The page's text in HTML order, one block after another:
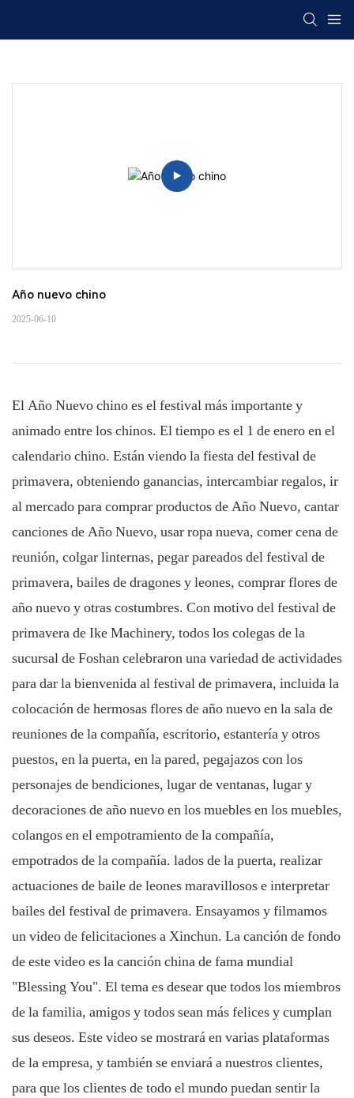
Año nuevo chino
2025-06-10
El Año Nuevo chino es el festival más importante y
animado entre los chinos. El tiempo es el 1 de enero en el
calendario chino. Están viendo la fiesta del festival de
primavera, obteniendo ganancias, intercambiar regalos, ir
al mercado para comprar productos de Año Nuevo, cantar
canciones de Año Nuevo, usar ropa nueva, comer cena de
reunión, colgar linternas, pegar pareados del festival de
primavera, bailes de dragones y leones, comprar flores de
año nuevo y otras costumbres. Con motivo del festival de
primavera de Ike Machinery, todos los colegas de la
sucursal de Foshan celebraron una variedad de actividades
para dar la bienvenida al festival de primavera, incluida la
colocación de hermosas flores de año nuevo en la sala de
reuniones de la compañía, escritorio, estantería y otros
puestos, en la puerta, en la pared, pegajazos con los
personajes de bendiciones, lugar de ventanas, lugar y
decoraciones de año nuevo en los muebles en los muebles,
colangos en el empotramiento de la compañía,
empotrados de la compañía. lados de la puerta, realizar
actuaciones de baile de leones maravillosos e interpretar
bailes del festival de primavera. Ensayamos y filmamos
un video de felicitaciones a Xinchun. La canción de fondo
de este video es la canción china de fama mundial
"Blessing You". El tema es desear que todos los miembros
de la familia, amigos y todos sean más felices y cumplan
sus deseos. Este video se mostrará en varias plataformas
de la empresa, y también se enviará a nuestros clientes,
para que los clientes de todo el mundo puedan sentir la